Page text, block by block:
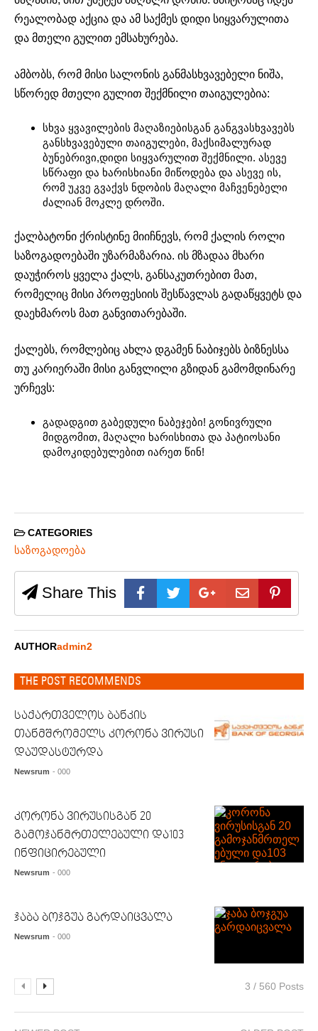
რეალობად აქცია და ამ საქმეს დიდი სიყვარულითა
და მთელი გულით ემსახურება.
ამბობს, რომ მისი სალონის განმასხვავებელი ნიშა,
სწორედ მთელი გულით შექმნილი თაიგულებია:
სხვა ყვავილების მაღაზიებისგან განგვასხვავებს
განსხვავებული თაიგულები, მაქსიმალურად
ბუნებრივი,დიდი სიყვარულით შექმნილი. ასევე
სწრაფი და ხარისხიანი მიწოდება და ასევე ის,
რომ უკვე გვაქვს ნდობის მაღალი მაჩვენებელი
ძალიან მოკლე დროში.
ქალბატონი ქრისტინე მიიჩნევს, რომ ქალის როლი
საზოგადოებაში უზარმაზარია. ის მზადაა მხარი
დაუჭიროს ყველა ქალს, განსაკუთრებით მათ,
რომელიც მისი პროფესიის შესწავლას გადაწყვეტს და
დაეხმაროს მათ განვითარებაში.
ქალებს, რომლებიც ახლა დგამენ ნაბიჯებს ბიზნესსა
თუ კარიერაში მისი განვლილი გზიდან გამომდინარე
ურჩევს:
გადადგით გაბედული ნაბეჯები! გონივრული
მიდგომით, მაღალი ხარისხითა და პატიოსანი
დამოკიდებულებით იარეთ წინ!
CATEGORIES
საზოგადოება
Share This
AUTHORadmin2
THE POST RECOMMENDS
საქართველოს ბანკის
თანმშრომელს კორონა ვირუსი
დაუდასტურდა
Newsrum - 000
კორონა ვირუსისგან 20
გამოჯანმრთელებული და103
ინფიცირებული
Newsrum - 000
ჯაბა ბოჯგუა გარდაიცვალა
Newsrum - 000
3 / 560 Posts